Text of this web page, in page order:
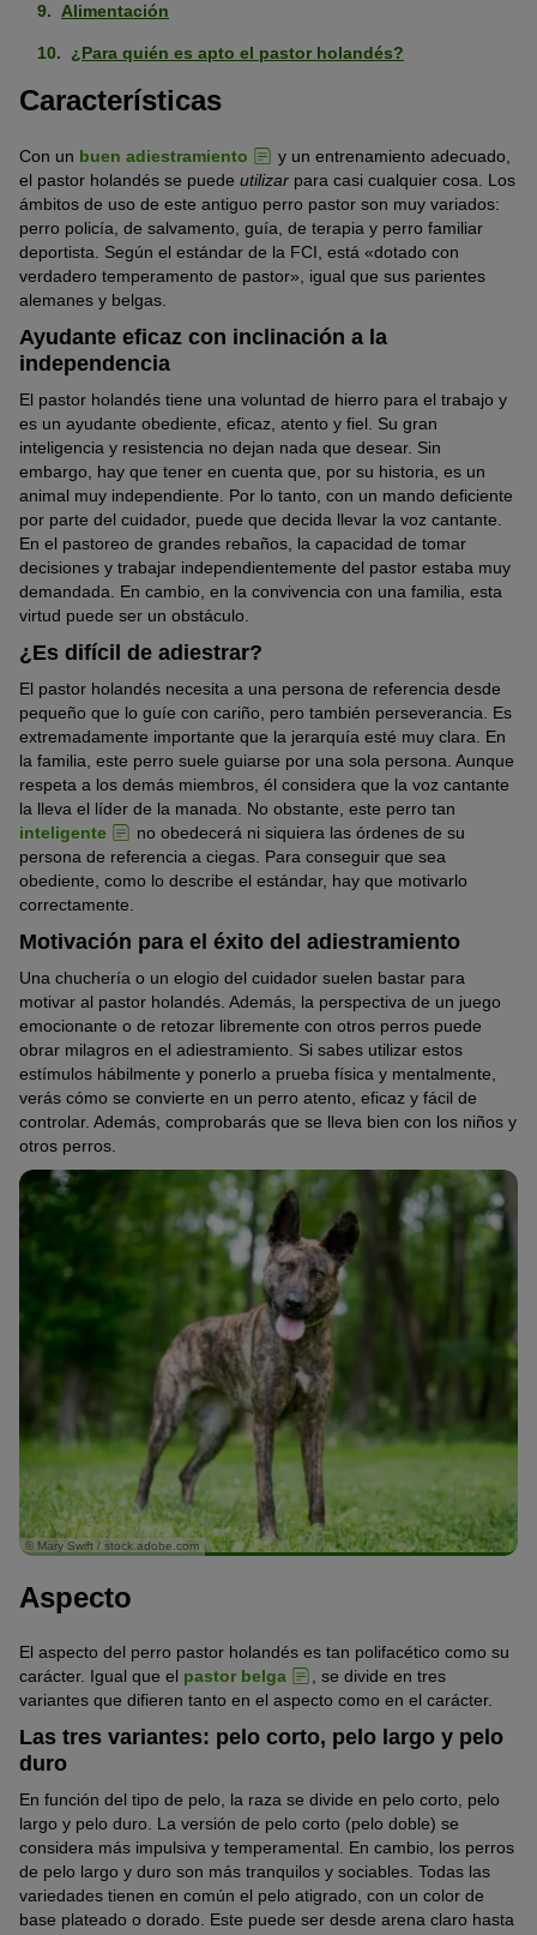
Alimentación
¿Para quién es apto el pastor holandés?
Características
Con un buen adiestramiento
y un entrenamiento adecuado,
el pastor holandés se puede utilizar para casi cualquier cosa. Los
ámbitos de uso de este antiguo perro pastor son muy variados:
perro policía, de salvamento, guía, de terapia y perro familiar
deportista. Según el estándar de la FCI, está «dotado con
verdadero temperamento de pastor», igual que sus parientes
alemanes y belgas.
Ayudante eficaz con inclinación a la
independencia
El pastor holandés tiene una voluntad de hierro para el trabajo y
es un ayudante obediente, eficaz, atento y fiel. Su gran
inteligencia y resistencia no dejan nada que desear. Sin
embargo, hay que tener en cuenta que, por su historia, es un
animal muy independiente. Por lo tanto, con un mando deficiente
por parte del cuidador, puede que decida llevar la voz cantante.
En el pastoreo de grandes rebaños, la capacidad de tomar
decisiones y trabajar independientemente del pastor estaba muy
demandada. En cambio, en la convivencia con una familia, esta
virtud puede ser un obstáculo.
¿Es difícil de adiestrar?
El pastor holandés necesita a una persona de referencia desde
pequeño que lo guíe con cariño, pero también perseverancia. Es
extremadamente importante que la jerarquía esté muy clara. En
la familia, este perro suele guiarse por una sola persona. Aunque
respeta a los demás miembros, él considera que la voz cantante
la lleva el líder de la manada. No obstante, este perro tan
inteligente
no obedecerá ni siquiera las órdenes de su
persona de referencia a ciegas. Para conseguir que sea
obediente, como lo describe el estándar, hay que motivarlo
correctamente.
Motivación para el éxito del adiestramiento
Una chuchería o un elogio del cuidador suelen bastar para
motivar al pastor holandés. Además, la perspectiva de un juego
emocionante o de retozar libremente con otros perros puede
obrar milagros en el adiestramiento. Si sabes utilizar estos
estímulos hábilmente y ponerlo a prueba física y mentalmente,
verás cómo se convierte en un perro atento, eficaz y fácil de
controlar. Además, comprobarás que se lleva bien con los niños y
otros perros.
© Mary Swift / stock.adobe.com
Aspecto
El aspecto del perro pastor holandés es tan polifacético como su
carácter. Igual que el pastor belga
, se divide en tres
variantes que difieren tanto en el aspecto como en el carácter.
Las tres variantes: pelo corto, pelo largo y pelo
duro
En función del tipo de pelo, la raza se divide en pelo corto, pelo
largo y pelo duro. La versión de pelo corto (pelo doble) se
considera más impulsiva y temperamental. En cambio, los perros
de pelo largo y duro son más tranquilos y sociables. Todas las
variedades tienen en común el pelo atigrado, con un color de
base plateado o dorado. Este puede ser desde arena claro hasta